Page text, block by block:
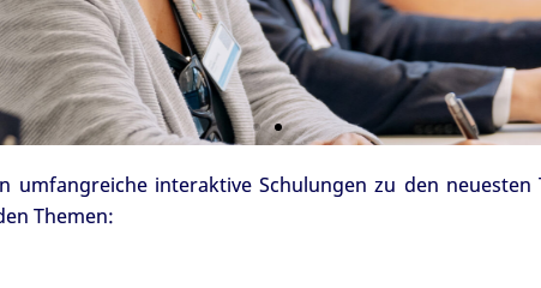
umfangreiche interaktive Schulungen zu den neuesten
Themen: